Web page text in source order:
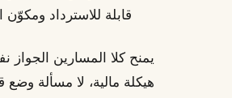
قابلة للاسترداد
يمنح كلا المسارين الجواز
هيكلة مالية، لا مسألة وضع